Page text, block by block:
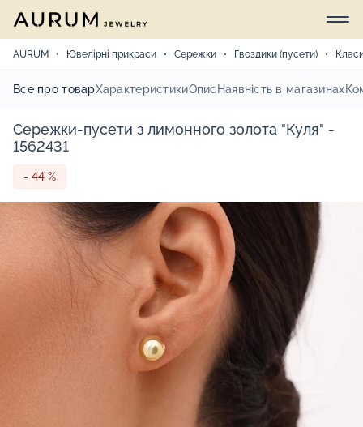
AURUM Ювелірні прикраси Сережки Гвоздики (пусети)
Все про товарХарактеристикиОпис Наявність в магазинах
Сережки-пусети з лимонного золота "Куля" -
1562431
- 44 %